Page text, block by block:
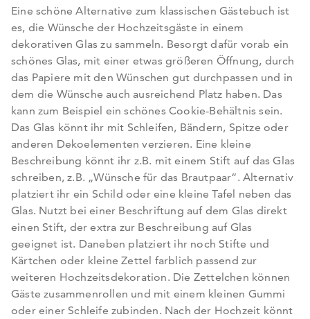
Eine schöne Alternative zum klassischen Gästebuch ist
es, die Wünsche der Hochzeitsgäste in einem
dekorativen Glas zu sammeln. Besorgt dafür vorab ein
schönes Glas, mit einer etwas größeren Öffnung, durch
das Papiere mit den Wünschen gut durchpassen und in
dem die Wünsche auch ausreichend Platz haben. Das
kann zum Beispiel ein schönes Cookie-Behältnis sein.
Das Glas könnt ihr mit Schleifen, Bändern, Spitze oder
anderen Dekoelementen verzieren. Eine kleine
Beschreibung könnt ihr z.B. mit einem Stift auf das Glas
schreiben, z.B. „Wünsche für das Brautpaar“. Alternativ
platziert ihr ein Schild oder eine kleine Tafel neben das
Glas. Nutzt bei einer Beschriftung auf dem Glas direkt
einen Stift, der extra zur Beschreibung auf Glas
geeignet ist. Daneben platziert ihr noch Stifte und
Kärtchen oder kleine Zettel farblich passend zur
weiteren Hochzeitsdekoration. Die Zettelchen können
Gäste zusammenrollen und mit einem kleinen Gummi
oder einer Schleife zubinden. Nach der Hochzeit könnt